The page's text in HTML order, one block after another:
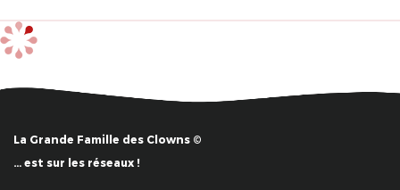
La Grande Famille des Clowns ©
… est sur les réseaux !